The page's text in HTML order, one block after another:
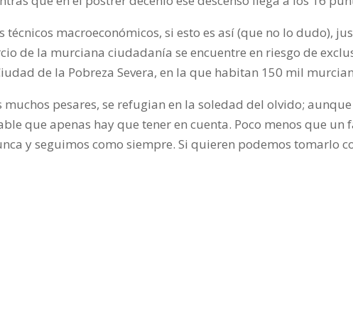
técnicos macroeconómicos, si esto es así (que no lo dudo),
de la murciana ciudadanía se encuentre en riesgo de
de la Pobreza Severa, en la que habitan 150 mil
muchos pesares, se refugian en la soledad del olvido;
que apenas hay que tener en cuenta. Poco menos que
y seguimos como siempre. Si quieren podemos tomarlo